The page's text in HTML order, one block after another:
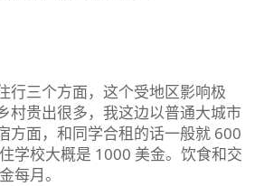
行三个方面，这个受地区影响极
村贵出很多，我这边以普通大城市
方面，和同学合租的话一般就 600
学校大概是 1000 美金。饮食和交
每月。